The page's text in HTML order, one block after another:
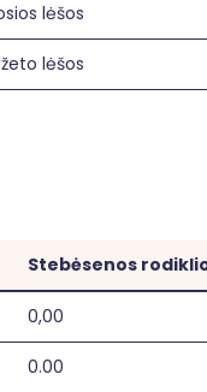
lėšos
lėšos
Stebėsenos
0,00
0.00